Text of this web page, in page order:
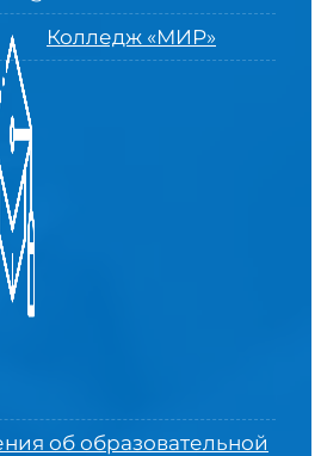
Колледж «МИР»
об образовательной